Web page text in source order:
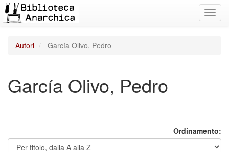
Autori García Olivo, Pedro
García Olivo, Pedro
Ordinamento: